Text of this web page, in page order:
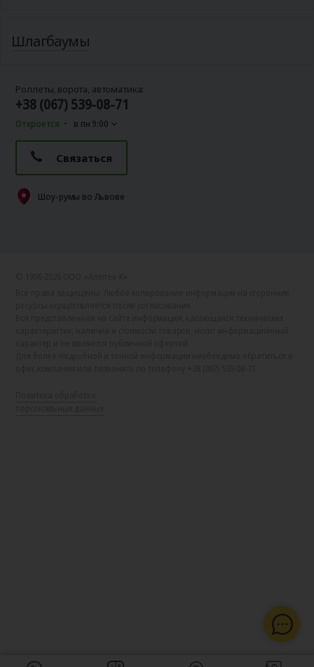
Шлагбаумы
Роллеты, ворота, автоматика:
+38 (067) 539-08-71
Откроется в пн 9:00
Связаться
Шоу-румы во Львове